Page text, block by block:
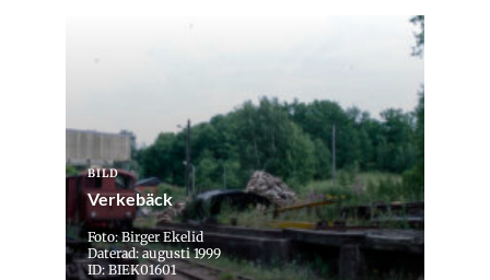
BILD
Verkebäck
Foto: Birger Ekelid
Daterad: augusti 1999
ID: BIEK01601